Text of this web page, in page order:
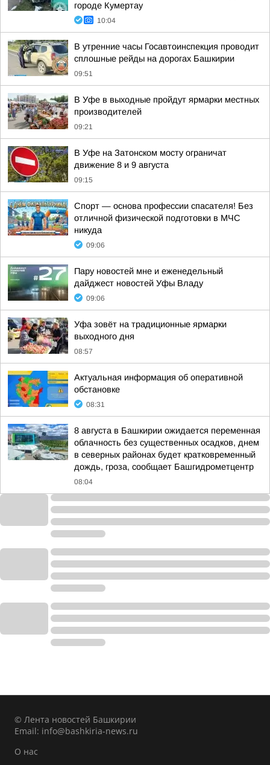
городе Кумертау
10:04
В утренние часы Госавтоинспекция проводит
сплошные рейды на дорогах Башкирии
09:51
В Уфе в выходные пройдут ярмарки местных
производителей
09:21
В Уфе на Затонском мосту ограничат
движение 8 и 9 августа
09:15
Спорт — основа профессии спасателя! Без
отличной физической подготовки в МЧС
никуда
09:06
Пару новостей мне и еженедельный
дайджест новостей Уфы Владу
09:06
Уфа зовёт на традиционные ярмарки
выходного дня
08:57
Актуальная информация об оперативной
обстановке
08:31
8 августа в Башкирии ожидается переменная
облачность без существенных осадков, днем
в северных районах будет кратковременный
дождь, гроза, сообщает Башгидрометцентр
08:04
© Лента новостей Башкирии
Email: info@bashkiria-news.ru
О нас